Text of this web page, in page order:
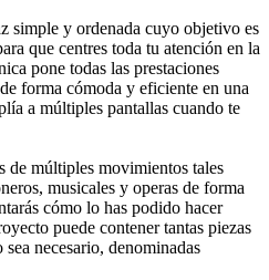
simple y ordenada cuyo objetivo es
que centres toda tu atención en la
pone todas las prestaciones
forma cómoda y eficiente en una
a múltiples pantallas cuando te
de múltiples movimientos tales
musicales y operas de forma
cómo lo has podido hacer
puede contener tantas piezas
necesario, denominadas